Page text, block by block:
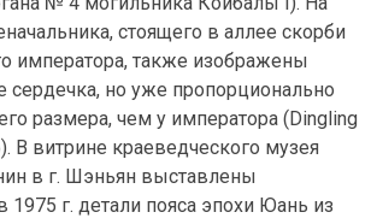
стоящего в аллее скорби
императора, также изображены
сердечка, но уже пропорционально
размера, чем у императора (Dingling
В витрине краеведческого музея
в г. Шэньян выставлены
г. детали пояса эпохи Юань из